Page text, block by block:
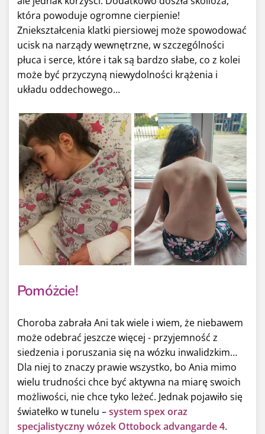
która powoduje ogromne cierpienie!
Zniekształcenia klatki piersiowej może spowodować
ucisk na narządy wewnętrzne, w szczególności
płuca i serce, które i tak są bardzo słabe, co z kolei
może być przyczyną niewydolności krążenia i
układu oddechowego...
Pomóżcie!
Choroba zabrała Ani tak wiele i wiem, że niebawem
może odebrać jeszcze więcej - przyjemność z
siedzenia i poruszania się na wózku inwalidzkim…
Dla niej to znaczy prawie wszystko, bo Ania mimo
wielu trudności chce być aktywna na miarę swoich
możliwości, nie chce tyko leżeć. Jednak pojawiło się
światełko w tunelu –system spex oraz
specjalistyczny wózek Ottobock advangarde 4.